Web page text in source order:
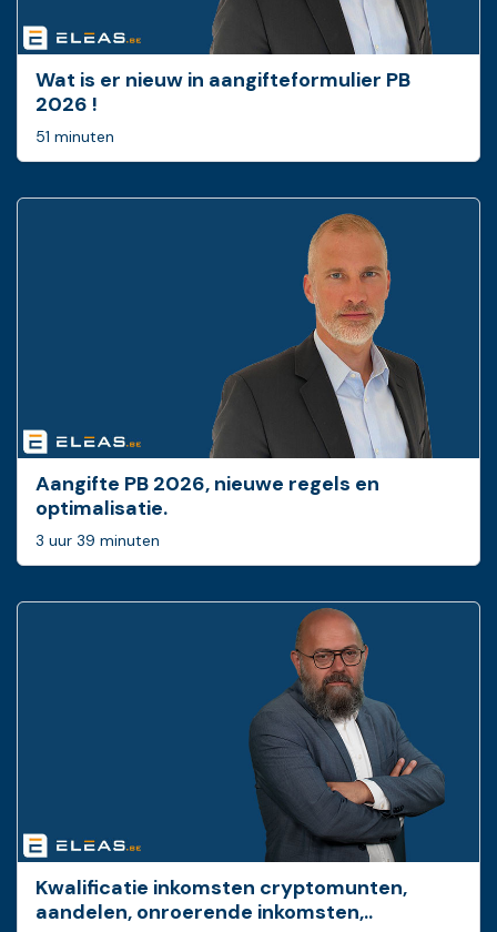
Wat is er nieuw in ­aangifteformulier PB
2026 !
51 minuten
Aangifte PB 2026, nieuwe regels en
optimalisatie.
3 uur 39 minuten
Kwalificatie inkomsten cryptomunten,
aandelen, onroerende inkomsten,..